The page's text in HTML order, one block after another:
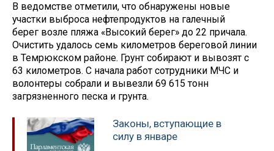
В ведомстве отметили, что обнаружены новые
участки выброса нефтепродуктов на галечный
берег возле пляжа «Высокий берег» до 22 причала.
Очистить удалось семь километров береговой линии
в Темрюкском районе. Грунт собирают и вывозят с
63 километров. С начала работ сотрудники МЧС и
волонтеры собрали и вывезли 69 615 тонн
загрязненного песка и грунта.
Законы, вступающие в
силу в январе